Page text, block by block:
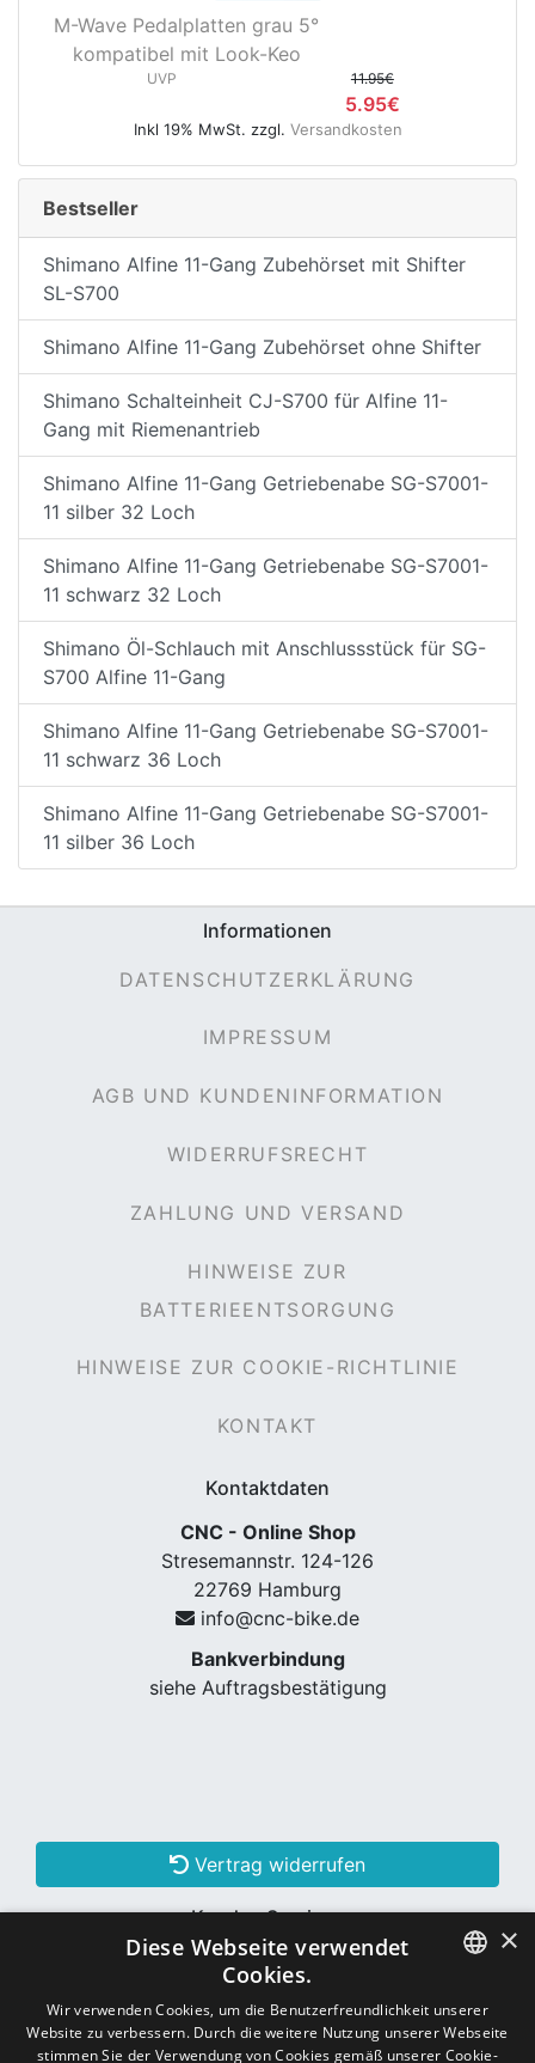
M-Wave Pedalplatten grau 5°
kompatibel mit Look-Keo
UVP 11.95€
5.95€
Inkl 19% MwSt. zzgl. Versandkosten
Bestseller
Shimano Alfine 11-Gang Zubehörset mit Shifter
SL-S700
Shimano Alfine 11-Gang Zubehörset ohne Shifter
Shimano Schalteinheit CJ-S700 für Alfine 11-
Gang mit Riemenantrieb
Shimano Alfine 11-Gang Getriebenabe SG-S7001-
11 silber 32 Loch
Shimano Alfine 11-Gang Getriebenabe SG-S7001-
11 schwarz 32 Loch
Shimano Öl-Schlauch mit Anschlussstück für SG-
S700 Alfine 11-Gang
Shimano Alfine 11-Gang Getriebenabe SG-S7001-
11 schwarz 36 Loch
Shimano Alfine 11-Gang Getriebenabe SG-S7001-
11 silber 36 Loch
Informationen
DATENSCHUTZERKLÄRUNG
IMPRESSUM
AGB UND KUNDENINFORMATION
WIDERRUFSRECHT
ZAHLUNG UND VERSAND
HINWEISE ZUR
BATTERIEENTSORGUNG
HINWEISE ZUR COOKIE-RICHTLINIE
KONTAKT
Kontaktdaten
CNC - Online Shop
Stresemannstr. 124-126
22769 Hamburg
info@cnc-bike.de
Bankverbindung
siehe Auftragsbestätigung
Vertrag widerrufen
Kunden Services
Konto erstellen
Schon Kunde? Einloggen
GERMAN
×
Diese Webseite verwendet
Cookies.
Wir verwenden Cookies, um die Benutzerfreundlichkeit unserer
Website zu verbessern. Durch die weitere Nutzung unserer Webseite
stimmen Sie der Verwendung von Cookies gemäß unserer Cookie-